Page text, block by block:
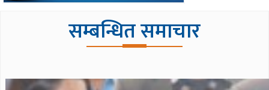
सम्बन्धित समाचार